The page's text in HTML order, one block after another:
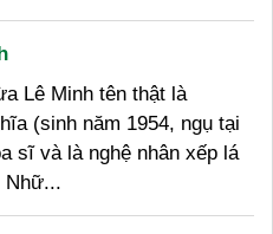
Lê Minh tên thật là
(sinh năm 1954, ngụ tại
sĩ và là nghệ nhân xếp lá
Nhữ...